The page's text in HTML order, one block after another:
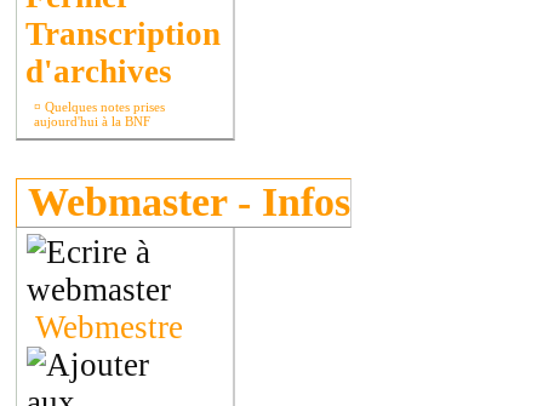
Transcription
d'archives
¤ Quelques notes prises
aujourd'hui à la BNF
Webmaster - Infos
Webmestre